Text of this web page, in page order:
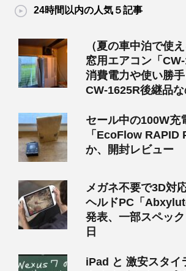
24時間以内の人気５記事
（夏の車中泊で使
窓用エアコン「
消費電力や使い勝手
CW-1625R後継品な
セール中の100W充
「EcoFlow RAPID
か、開封レビュー
メガネ不要で3D対
ヘルドPC「
発表、一部スペッ
日
iPad と 激安スタイ